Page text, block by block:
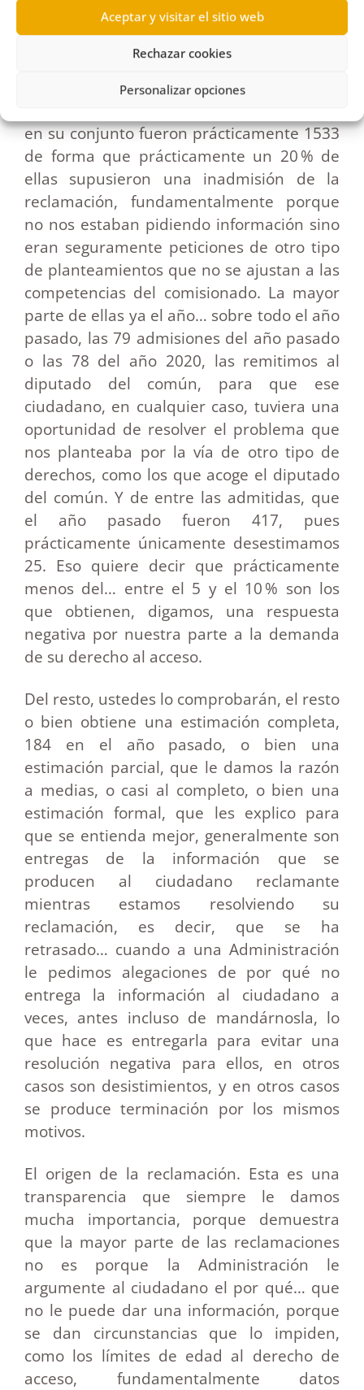
Aceptar y visitar el sitio web
Rechazar cookies
Personalizar opciones
un total de 1533 reclamaciones, 497 de
ellas… perdón, resoluciones, esto ya se
refiere no solamente a las que nos
presentaron sino a las resoluciones que
en su conjunto fueron prácticamente 1533
de forma que prácticamente un 20 % de
ellas supusieron una inadmisión de la
reclamación, fundamentalmente porque
no nos estaban pidiendo información sino
eran seguramente peticiones de otro tipo
de planteamientos que no se ajustan a las
competencias del comisionado. La mayor
parte de ellas ya el año… sobre todo el año
pasado, las 79 admisiones del año pasado
o las 78 del año 2020, las remitimos al
diputado del común, para que ese
ciudadano, en cualquier caso, tuviera una
oportunidad de resolver el problema que
nos planteaba por la vía de otro tipo de
derechos, como los que acoge el diputado
del común. Y de entre las admitidas, que
el año pasado fueron 417, pues
prácticamente únicamente desestimamos
25. Eso quiere decir que prácticamente
menos del… entre el 5 y el 10 % son los
que obtienen, digamos, una respuesta
negativa por nuestra parte a la demanda
de su derecho al acceso.
Del resto, ustedes lo comprobarán, el resto
o bien obtiene una estimación completa,
184 en el año pasado, o bien una
estimación parcial, que le damos la razón
a medias, o casi al completo, o bien una
estimación formal, que les explico para
que se entienda mejor, generalmente son
entregas de la información que se
producen al ciudadano reclamante
mientras estamos resolviendo su
reclamación, es decir, que se ha
retrasado… cuando a una Administración
le pedimos alegaciones de por qué no
entrega la información al ciudadano a
veces, antes incluso de mandárnosla, lo
que hace es entregarla para evitar una
resolución negativa para ellos, en otros
casos son desistimientos, y en otros casos
se produce terminación por los mismos
motivos.
El origen de la reclamación. Esta es una
transparencia que siempre le damos
mucha importancia, porque demuestra
que la mayor parte de las reclamaciones
no es porque la Administración le
argumente al ciudadano el por qué… que
no le puede dar una información, porque
se dan circunstancias que lo impiden,
como los límites de edad al derecho de
acceso, fundamentalmente datos